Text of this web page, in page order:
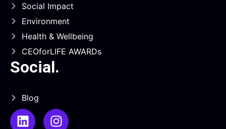
Social Impact
Environment
Health & Wellbeing
CEOforLIFE AWARDs
Social.
Blog